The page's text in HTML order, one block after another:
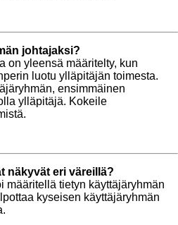
johtajaksi?
on yleensä määritelty, kun
luotu ylläpitäjän toimesta.
ensimmäinen
ylläpitäjä. Kokeile
näkyvät eri väreillä?
määritellä tietyn käyttäjäryhmän
kyseisen käyttäjäryhmän